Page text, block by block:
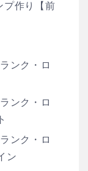
プ作り【前
ンク・ロ
ンク・ロ
ンク・ロ
ン